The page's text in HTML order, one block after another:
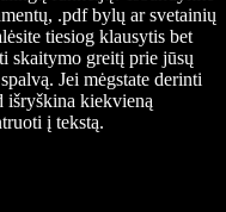
.pdf bylų ar svetainių
tiesiog klausytis bet
skaitymo greitį prie jūsų
Jei mėgstate derinti
išryškina kiekvieną
į tekstą.